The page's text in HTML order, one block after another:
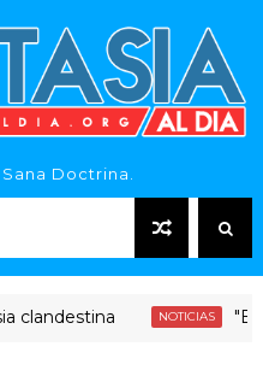
Doctrina.
NOTICIAS "Era